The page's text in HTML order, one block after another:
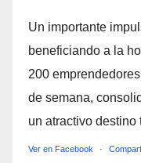
Un importante
beneficiando a la
200
de semana,
un atractivo destino
Ver en Facebook ·